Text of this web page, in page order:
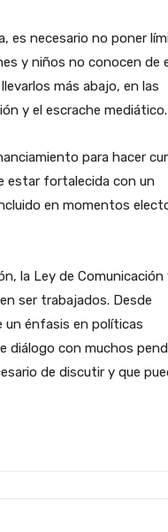
es necesario no poner
y niños no conocen de
más abajo, en las
y el escrache mediático.
para hacer
estar fortalecida con un
en momentos
la Ley de Comunicación
ser trabajados. Desde
un énfasis en políticas
diálogo con muchos
de discutir y que